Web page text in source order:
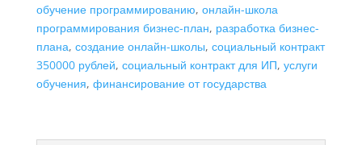
обучение программированию, онлайн-школа
программирования бизнес-план, разработка бизнес-
плана, создание онлайн-школы, социальный контракт
350000 рублей, социальный контракт для ИП, услуги
обучения, финансирование от государства